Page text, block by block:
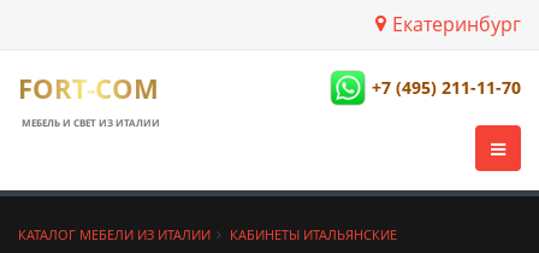
Екатеринбург
FORT-COM
МЕБЕЛЬ И СВЕТ ИЗ ИТАЛИИ
+7 (495) 211-11-70
КАТАЛОГ МЕБЕЛИ ИЗ ИТАЛИИ
КАБИНЕТЫ ИТАЛЬЯНСКИЕ